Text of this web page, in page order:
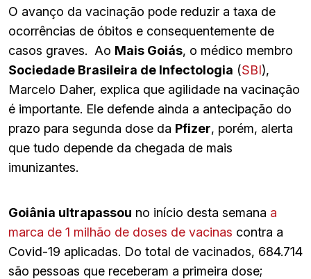
O avanço da vacinação pode reduzir a taxa de
ocorrências de óbitos e consequentemente de
casos graves. Ao Mais Goiás, o médico membro
Sociedade Brasileira de Infectologia (SBI),
Marcelo Daher, explica que agilidade na vacinação
é importante. Ele defende ainda a antecipação do
prazo para segunda dose da Pfizer, porém, alerta
que tudo depende da chegada de mais
imunizantes.
Goiânia ultrapassou no início desta semana a
marca de 1 milhão de doses de vacinas contra a
Covid-19 aplicadas. Do total de vacinados, 684.714
são pessoas que receberam a primeira dose;